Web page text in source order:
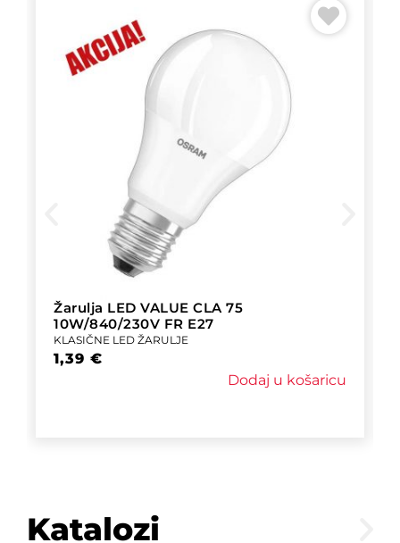
Žarulja LED VALUE CLA 75
10W/840/230V FR E27
KLASIČNE LED ŽARULJE
1,39 €
Dodaj u košaricu
Katalozi